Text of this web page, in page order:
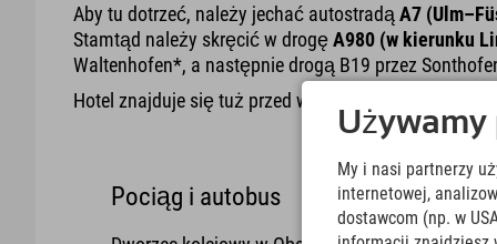
Aby tu dotrzeć, należy jechać autostradąA7
Stamtąd należy skręcić w drogęA980 (w kierunku
Waltenhofen*, a następnie drogą B19 przez
Hotel znajduje się tuż przed wjazdem do Oberstdorfu,
Pociąg i autobus
My i nasi partnerzy
internetowej,
dostawcom (np. w